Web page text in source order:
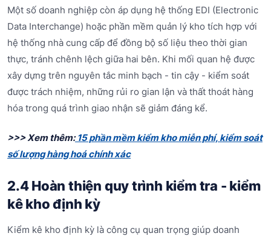
Một số doanh nghiệp còn áp dụng hệ thống EDI (Electronic
Data Interchange) hoặc phần mềm quản lý kho tích hợp với
hệ thống nhà cung cấp để đồng bộ số liệu theo thời gian
thực, tránh chênh lệch giữa hai bên. Khi mối quan hệ được
xây dựng trên nguyên tắc minh bạch - tin cậy - kiểm soát
được trách nhiệm, những rủi ro gian lận và thất thoát hàng
hóa trong quá trình giao nhận sẽ giảm đáng kể.
>>> Xem thêm:15 phần mềm kiểm kho miễn phí, kiểm soát
số lượng hàng hoá chính xác
2.4 Hoàn thiện quy trình kiểm tra - kiểm
kê kho định kỳ
Kiểm kê kho định kỳ là công cụ quan trọng giúp doanh